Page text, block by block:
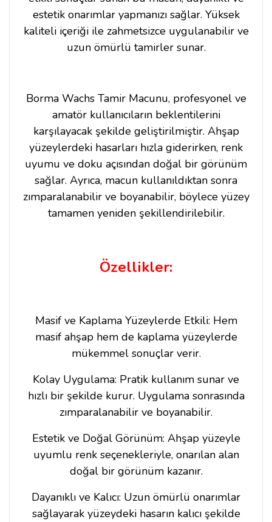
estetik onarımlar yapmanızı sağlar. Yüksek
kaliteli içeriği ile zahmetsizce uygulanabilir ve
uzun ömürlü tamirler sunar.
Borma Wachs Tamir Macunu, profesyonel ve
amatör kullanıcıların beklentilerini
karşılayacak şekilde geliştirilmiştir. Ahşap
yüzeylerdeki hasarları hızla giderirken, renk
uyumu ve doku açısından doğal bir görünüm
sağlar. Ayrıca, macun kullanıldıktan sonra
zımparalanabilir ve boyanabilir, böylece yüzey
tamamen yeniden şekillendirilebilir.
Özellikler:
Masif ve Kaplama Yüzeylerde Etkili: Hem
masif ahşap hem de kaplama yüzeylerde
mükemmel sonuçlar verir.
Kolay Uygulama: Pratik kullanım sunar ve
hızlı bir şekilde kurur. Uygulama sonrasında
zımparalanabilir ve boyanabilir.
Estetik ve Doğal Görünüm: Ahşap yüzeyle
uyumlu renk seçenekleriyle, onarılan alan
doğal bir görünüm kazanır.
Dayanıklı ve Kalıcı: Uzun ömürlü onarımlar
sağlayarak yüzeydeki hasarın kalıcı şekilde